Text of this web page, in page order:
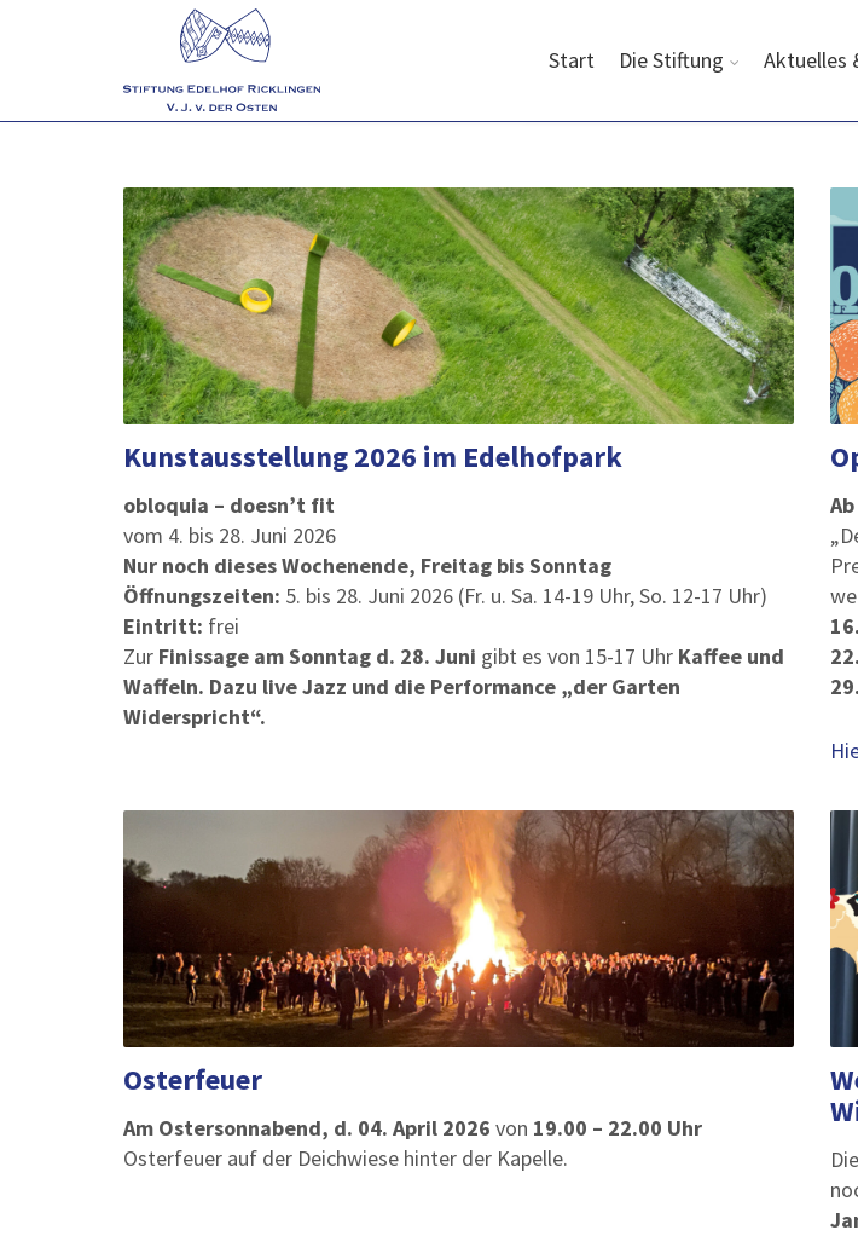
Start Die Stiftung Aktuelles
Kunstausstellung 2026 im Edelhofpark
obloquia – doesn’t fit
vom 4. bis 28. Juni 2026
Nur noch dieses Wochenende, Freitag bis Sonntag
Öffnungszeiten: 5. bis 28. Juni 2026 (Fr. u. Sa. 14-19 Uhr, So. 12-17 Uhr)
Eintritt: frei
Zur Finissage am Sonntag d. 28. Juni gibt es von 15-17 Uhr Kaffee und
Waffeln. Dazu live Jazz und die Performance „der Garten
Widerspricht“.
Osterfeuer
Am Ostersonnabend, d. 04. April 2026 von 19.00 – 22.00 Uhr
Osterfeuer auf der Deichwiese hinter der Kapelle.